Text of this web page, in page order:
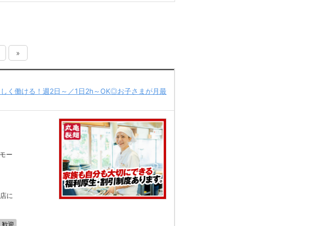
»
く働ける！週2日～／1日2h～OK◎お子さまが月最
ー
に
歓迎